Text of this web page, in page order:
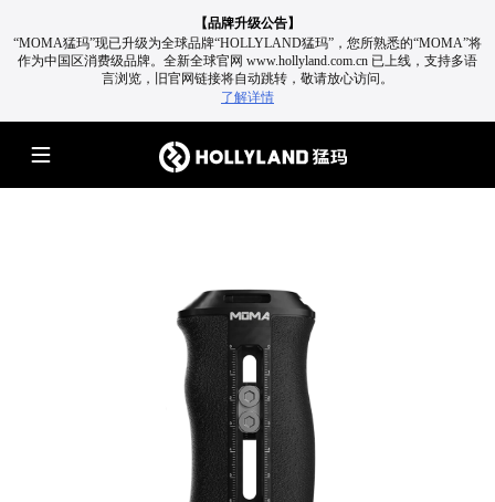
【品牌升级公告】
“MOMA猛玛”现已升级为全球品牌“HOLLYLAND猛玛”，您所熟悉的“MOMA”将
作为中国区消费级品牌。 全新全球官网 www.hollyland.com.cn 已上线，支持多语
言浏览，旧官网链接将自动跳转，敬请放心访问。
了解详情